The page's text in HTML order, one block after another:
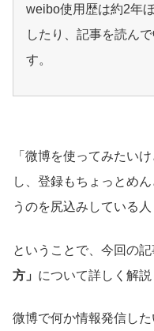
weibo使用歴は約2年
したり、記事を読ん
す。
「微博を使ってみたい
し、登録もちょっとめ
うのを尻込みしている
ということで、今回の記
方」 について詳しく解説
微博で何か情報発信し